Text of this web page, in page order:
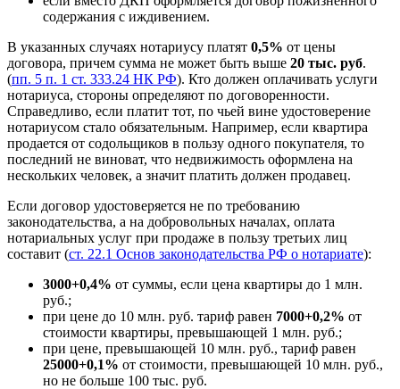
содержания с иждивением.
В указанных случаях нотариусу платят 0,5% от цены
договора, причем сумма не может быть выше 20 тыс. руб.
(пп. 5 п. 1 ст. 333.24 НК РФ). Кто должен оплачивать услуги
нотариуса, стороны определяют по договоренности.
Справедливо, если платит тот, по чьей вине удостоверение
нотариусом стало обязательным. Например, если квартира
продается от содольщиков в пользу одного покупателя, то
последний не виноват, что недвижимость оформлена на
нескольких человек, а значит платить должен продавец.
Если договор удостоверяется не по требованию
законодательства, а на добровольных началах, оплата
нотариальных услуг при продаже в пользу третьих лиц
составит (ст. 22.1 Основ законодательства РФ о нотариате):
3000+0,4% от суммы, если цена квартиры до 1 млн.
руб.;
при цене до 10 млн. руб. тариф равен 7000+0,2% от
стоимости квартиры, превышающей 1 млн. руб.;
при цене, превышающей 10 млн. руб., тариф равен
25000+0,1% от стоимости, превышающей 10 млн. руб.,
но не больше 100 тыс. руб.